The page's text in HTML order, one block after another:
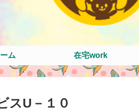
ム 在宅work
スU－１０